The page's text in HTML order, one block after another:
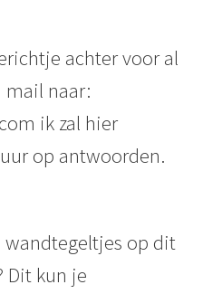
achter voor al
mail naar:
ik zal hier
op antwoorden.
op dit
Dit kun je